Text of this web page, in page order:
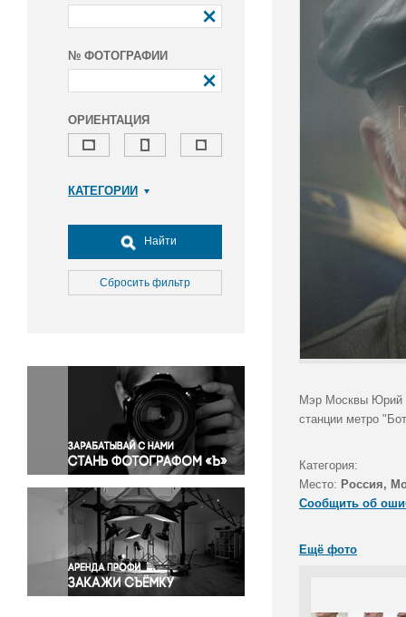
№ ФОТОГРАФИИ
ОРИЕНТАЦИЯ
КАТЕГОРИИ
Досуг, туризм и отдых
Культура
Медицина
Окружающая среда
Политика
Правосудие
Происшествия и конфликты
Религия
Светская жизнь
Спорт
Экология
Экономика и бизнес
Найти
Сбросить фильтр
Мэр Москвы Юрий
станции метро
Категория:
Место: Россия,
Сообщить об
Ещё фото